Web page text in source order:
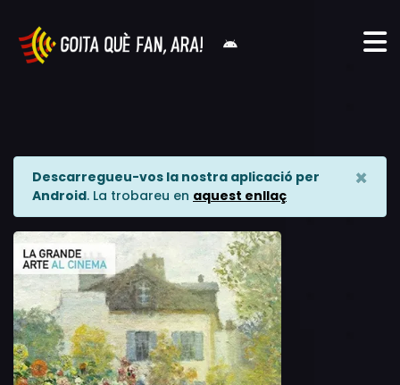
Descarregueu-vos la nostra aplicació per
Android. La trobareu en aquest enllaç
×